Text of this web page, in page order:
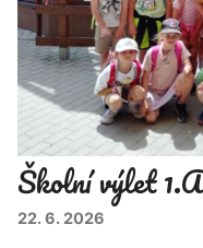
Školní výlet 1.A
22. 6. 2026